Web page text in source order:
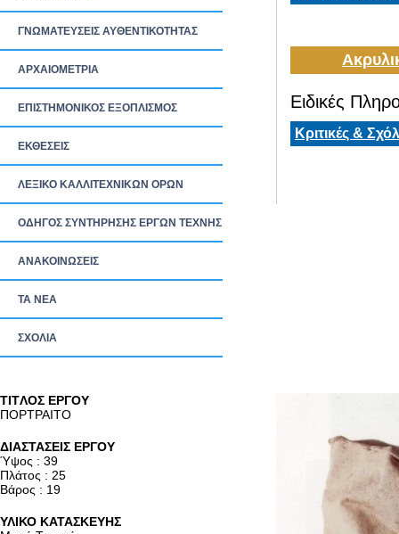
ΓΝΩΜΑΤΕΥΣΕΙΣ ΑΥΘΕΝΤΙΚΟΤΗΤΑΣ
ΑΡΧΑΙΟΜΕΤΡΙΑ
ΕΠΙΣΤΗΜΟΝΙΚΟΣ ΕΞΟΠΛΙΣΜΟΣ
ΕΚΘΕΣΕΙΣ
ΛΕΞΙΚΟ ΚΑΛΛΙΤΕΧΝΙΚΩΝ ΟΡΩΝ
ΟΔΗΓΟΣ ΣΥΝΤΗΡΗΣΗΣ ΕΡΓΩΝ ΤΕΧΝΗΣ
ΑΝΑΚΟΙΝΩΣΕΙΣ
ΤΑ ΝEΑ
ΣΧΟΛΙΑ
Ειδικές
Κριτικές &
TITΛΟΣ ΕΡΓΟΥ
ΠΟΡΤΡΑΙΤΟ
ΔΙΑΣΤΑΣΕΙΣ ΕΡΓΟΥ
Ύψος : 39
Πλάτος : 25
Βάρος : 19
ΥΛΙΚΟ ΚΑΤΑΣΚΕΥΗΣ